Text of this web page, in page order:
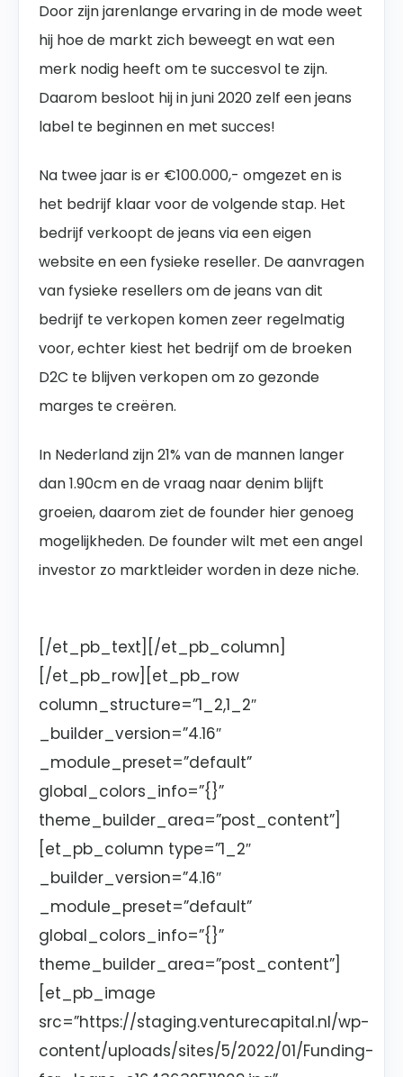
Door zijn jarenlange ervaring in de mode weet
hij hoe de markt zich beweegt en wat een
merk nodig heeft om te succesvol te zijn.
Daarom besloot hij in juni 2020 zelf een jeans
label te beginnen en met succes!
Na twee jaar is er €100.000,- omgezet en is
het bedrijf klaar voor de volgende stap. Het
bedrijf verkoopt de jeans via een eigen
website en een fysieke reseller. De aanvragen
van fysieke resellers om de jeans van dit
bedrijf te verkopen komen zeer regelmatig
voor, echter kiest het bedrijf om de broeken
D2C te blijven verkopen om zo gezonde
marges te creëren.
In Nederland zijn 21% van de mannen langer
dan 1.90cm en de vraag naar denim blijft
groeien, daarom ziet de founder hier genoeg
mogelijkheden. De founder wilt met een angel
investor zo marktleider worden in deze niche.
[/et_pb_text][/et_pb_column]
[/et_pb_row][et_pb_row
column_structure=”1_2,1_2″
_builder_version=”4.16″
_module_preset=”default”
global_colors_info=”{}”
theme_builder_area=”post_content”]
[et_pb_column type=”1_2″
_builder_version=”4.16″
_module_preset=”default”
global_colors_info=”{}”
theme_builder_area=”post_content”]
[et_pb_image
src=”https://staging.venturecapital.nl/wp-
content/uploads/sites/5/2022/01/Funding-